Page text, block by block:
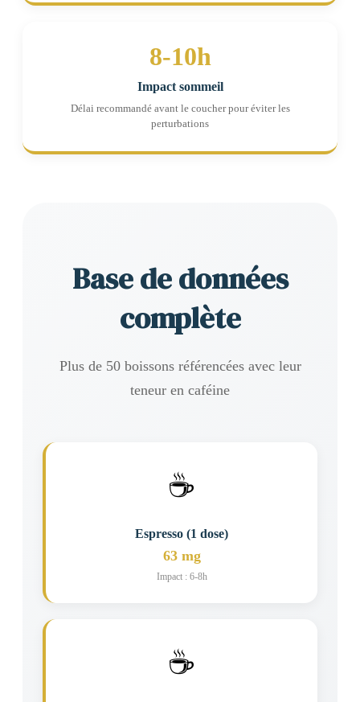
8-10h
Impact sommeil
Délai recommandé avant le coucher pour éviter les
perturbations
Base de données
complète
Plus de 50 boissons référencées avec leur
teneur en caféine
☕
Espresso (1 dose)
63 mg
Impact : 6-8h
☕